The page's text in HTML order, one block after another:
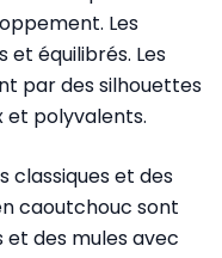
Les
équilibrés. Les
par des silhouettes
et polyvalents.
classiques et des
caoutchouc sont
et des mules avec